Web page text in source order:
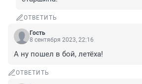
ОТВЕТИТЬ
Гость
8 сентября 2023, 22:16
А ну пошел в бой, летёха!
ОТВЕТИТЬ